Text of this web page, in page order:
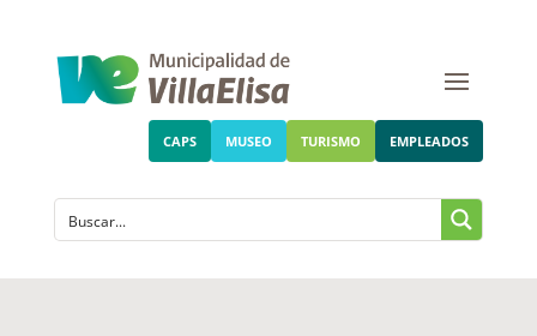
CAPS MUSEO TURISMO EMPLEADOS